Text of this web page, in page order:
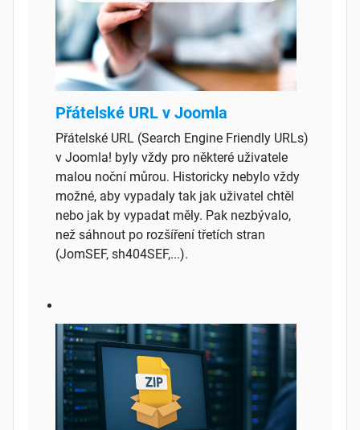
Přátelské URL v Joomla
Přátelské URL (Search Engine Friendly URLs)
v Joomla! byly vždy pro některé uživatele
malou noční můrou. Historicky nebylo vždy
možné, aby vypadaly tak jak uživatel chtěl
nebo jak by vypadat měly. Pak nezbývalo,
než sáhnout po rozšíření třetích stran
(JomSEF, sh404SEF,...).